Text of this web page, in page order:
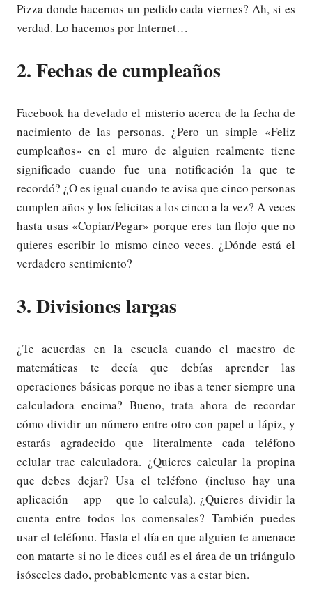
Pizza donde hacemos un pedido cada viernes? Ah, si es
verdad. Lo hacemos por Internet…
2. Fechas de cumpleaños
Facebook ha develado el misterio acerca de la fecha de
nacimiento de las personas. ¿Pero un simple «Feliz
cumpleaños» en el muro de alguien realmente tiene
significado cuando fue una notificación la que te
recordó? ¿O es igual cuando te avisa que cinco personas
cumplen años y los felicitas a los cinco a la vez? A veces
hasta usas «Copiar/Pegar» porque eres tan flojo que no
quieres escribir lo mismo cinco veces. ¿Dónde está el
verdadero sentimiento?
3. Divisiones largas
¿Te acuerdas en la escuela cuando el maestro de
matemáticas te decía que debías aprender las
operaciones básicas porque no ibas a tener siempre una
calculadora encima? Bueno, trata ahora de recordar
cómo dividir un número entre otro con papel u lápiz, y
estarás agradecido que literalmente cada teléfono
celular trae calculadora. ¿Quieres calcular la propina
que debes dejar? Usa el teléfono (incluso hay una
aplicación – app – que lo calcula). ¿Quieres dividir la
cuenta entre todos los comensales? También puedes
usar el teléfono. Hasta el día en que alguien te amenace
con matarte si no le dices cuál es el área de un triángulo
isósceles dado, probablemente vas a estar bien.